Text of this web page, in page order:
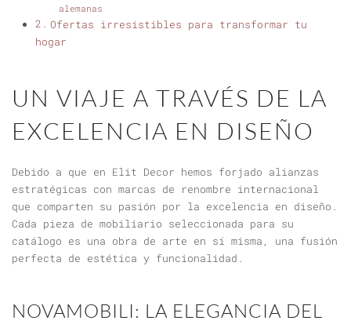
alemanas
Ofertas irresistibles para transformar tu
hogar
UN VIAJE A TRAVÉS DE LA
EXCELENCIA EN DISEÑO
Debido a que en Elit Decor hemos forjado alianzas
estratégicas con marcas de renombre internacional
que comparten su pasión por la excelencia en diseño.
Cada pieza de mobiliario seleccionada para su
catálogo es una obra de arte en sí misma, una fusión
perfecta de estética y funcionalidad.
NOVAMOBILI: LA ELEGANCIA DEL